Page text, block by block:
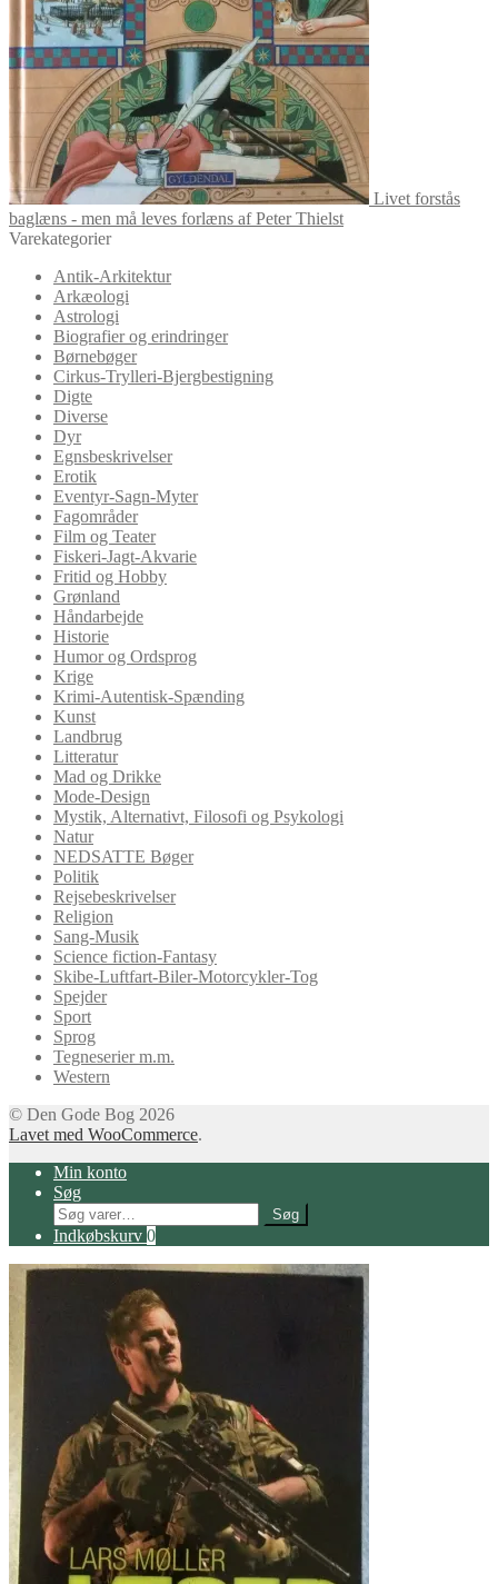
Livet forstås
baglæns - men må leves forlæns af Peter Thielst
Varekategorier
Antik-Arkitektur
Arkæologi
Astrologi
Biografier og erindringer
Børnebøger
Cirkus-Trylleri-Bjergbestigning
Digte
Diverse
Dyr
Egnsbeskrivelser
Erotik
Eventyr-Sagn-Myter
Fagområder
Film og Teater
Fiskeri-Jagt-Akvarie
Fritid og Hobby
Grønland
Håndarbejde
Historie
Humor og Ordsprog
Krige
Krimi-Autentisk-Spænding
Kunst
Landbrug
Litteratur
Mad og Drikke
Mode-Design
Mystik, Alternativt, Filosofi og Psykologi
Natur
NEDSATTE Bøger
Politik
Rejsebeskrivelser
Religion
Sang-Musik
Science fiction-Fantasy
Skibe-Luftfart-Biler-Motorcykler-Tog
Spejder
Sport
Sprog
Tegneserier m.m.
Western
© Den Gode Bog 2026
Lavet med WooCommerce.
Min konto
Søg
Søg
efter:
Søg
Indkøbskurv 0